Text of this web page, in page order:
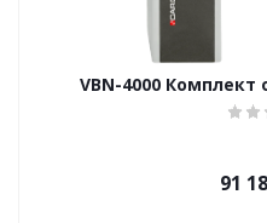
VBN-4000
91